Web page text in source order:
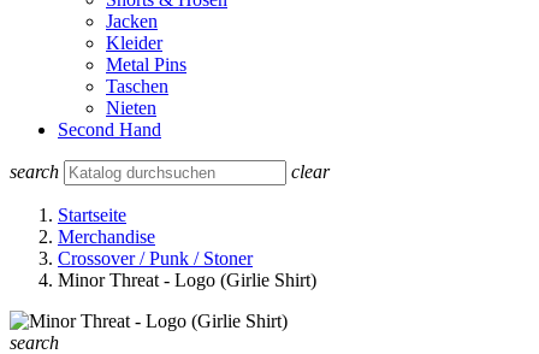
Jacken
Kleider
Metal Pins
Taschen
Nieten
Second Hand
search clear
Startseite
Merchandise
Crossover / Punk / Stoner
Minor Threat - Logo (Girlie Shirt)
search